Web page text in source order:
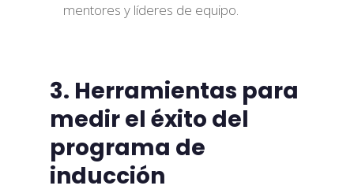
mentores y líderes de equipo.
3. Herramientas para
medir el éxito del
programa de
inducción